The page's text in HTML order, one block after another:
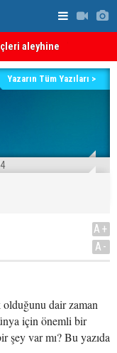
aleyhine
Önemli
Yazarın Tüm Yazıları >
A+
A-
dair zaman
için önemli bir
şey var mı? Bu yazıda